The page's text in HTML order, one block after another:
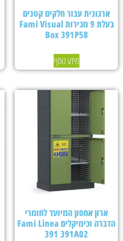
ארגונית עבור חלקים קטנים
בעלת 9 מגירות Fami Visual
Box 391P58
מידע נוסף
ארון אחסון המיועד לחומרי
הדברה וכימיקלים Fami Linea
391 391A02